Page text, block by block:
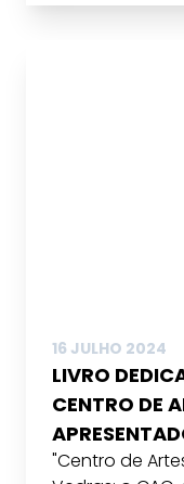
16 JULHO 2024
LIVRO
CENTRO DE
"Centro de